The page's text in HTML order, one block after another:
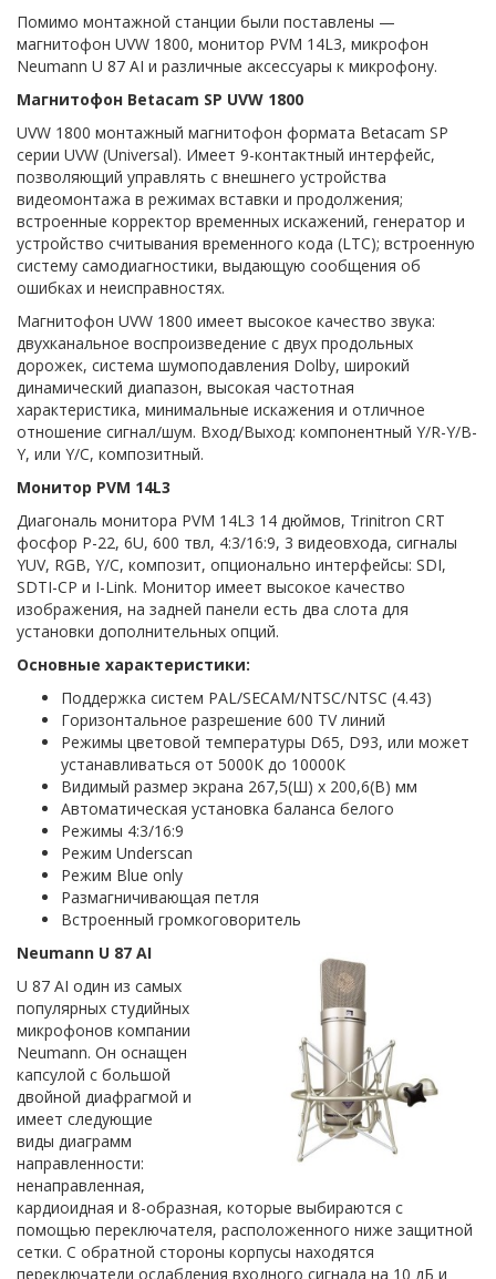
Помимо монтажной станции были поставлены —
магнитофон UVW 1800, монитор PVM 14L3, микрофон
Neumann U 87 AI и различные аксессуары к микрофону.
Магнитофон Betacam SP UVW 1800
UVW 1800 монтажный магнитофон формата Betacam SP
серии UVW (Universal). Имеет 9-контактный интерфейс,
позволяющий управлять с внешнего устройства
видеомонтажа в режимах вставки и продолжения;
встроенные корректор временных искажений, генератор и
устройство считывания временного кода (LTC); встроенную
систему самодиагностики, выдающую сообщения об
ошибках и неисправностях.
Магнитофон UVW 1800 имеет высокое качество звука:
двухканальное воспроизведение с двух продольных
дорожек, система шумоподавления Dolby, широкий
динамический диапазон, высокая частотная
характеристика, минимальные искажения и отличное
отношение сигнал/шум. Вход/Выход: компонентный Y/R-Y/B-
Y, или Y/C, композитный.
Монитор PVM 14L3
Диагональ монитора PVM 14L3 14 дюймов, Trinitron CRT
фосфор P-22, 6U, 600 твл, 4:3/16:9, 3 видеовхода, сигналы
YUV, RGB, Y/C, композит, опционально интерфейсы: SDI,
SDTI-CP и I-Link. Монитор имеет высокое качество
изображения, на задней панели есть два слота для
установки дополнительных опций.
Основные характеристики:
Поддержка систем PAL/SECAM/NTSC/NTSC (4.43)
Горизонтальное разрешение 600 TV линий
Режимы цветовой температуры D65, D93, или может
устанавливаться от 5000К до 10000К
Видимый размер экрана 267,5(Ш) х 200,6(В) мм
Автоматическая установка баланса белого
Режимы 4:3/16:9
Режим Underscan
Режим Blue only
Размагничивающая петля
Встроенный громкоговоритель
Neumann U 87 AI
U 87 AI один из самых
популярных студийных
микрофонов компании
Neumann. Он оснащен
капсулой с большой
двойной диафрагмой и
имеет следующие
виды диаграмм
направленности:
ненаправленная,
кардиоидная и 8-образная, которые выбираются с
помощью переключателя, расположенного ниже защитной
сетки. С обратной стороны корпусы находятся
переключатели ослабления входного сигнала на 10 дБ и